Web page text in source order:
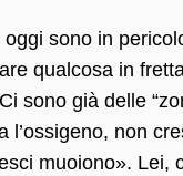
oggi sono in
qualcosa in
sono già delle
l’ossigeno, non
muoiono». Lei,